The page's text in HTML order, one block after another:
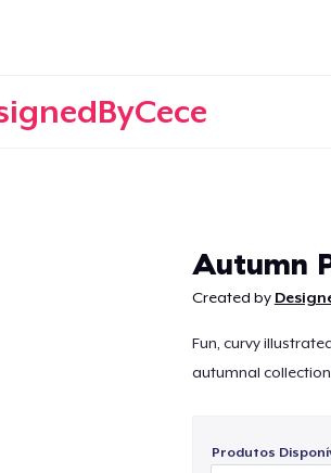
Autumn
Created by
Fun, curvy
autumnal collection.
Produtos